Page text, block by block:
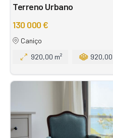
Terreno Urbano
130 000 €
Caniço
920,00 m²
920,00